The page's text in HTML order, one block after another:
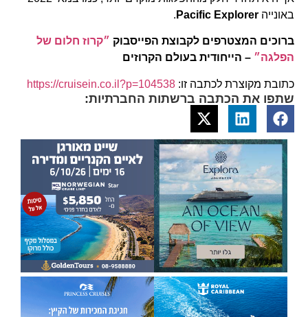
באונייהPacific Explorer
.
ברוכים המצטרפים לקבוצת הפייסבוק״קרוז חלום של
הפלגה״– הייחודית בעולם הקרוזים
כתובת מקוצרת לכתבה זו: https://cruisein.co.il?p=104538
שתפו את הכתבה ברשתות החברתיות: